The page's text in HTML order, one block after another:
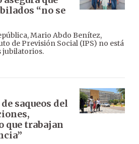
“no se
Mario Abdo Benítez,
de Previsión Social (IPS) no está
jubilatorios.
saqueos del
que trabajan